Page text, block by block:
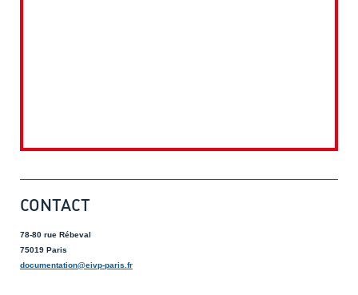
CONTACT
78-80 rue Rébeval
75019 Paris
documentation@eivp-paris.fr